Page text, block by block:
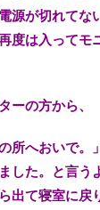
源が切れてな
度は入ってモ
ーの方から、
所へおいで。」
した。と言う
出て寝室に戻